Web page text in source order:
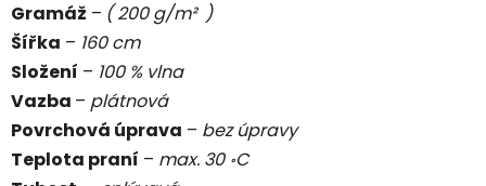
Gramáž – ( 200 g/m² )
Šířka – 160 cm
Složení – 100 % vlna
Vazba – plátnová
Povrchová úprava – bez úpravy
Teplota praní – max. 30 ॰C